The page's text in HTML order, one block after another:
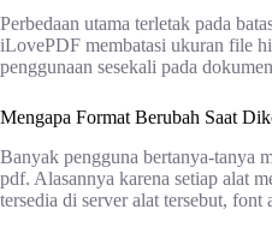
Perbedaan utama terletak pada
iLovePDF membatasi ukuran file
penggunaan sesekali pada
Mengapa Format Berubah Saat
Banyak pengguna bertanya-tanya
pdf. Alasannya karena setiap alat
tersedia di server alat tersebut,